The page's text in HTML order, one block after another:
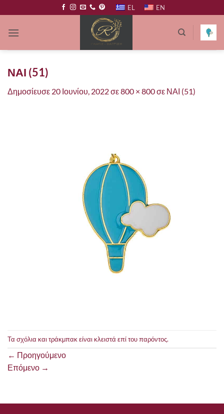
στο
περιεχόμενο
EL EN
ΝΑΙ (51)
Δημοσίευσε 20 Ιουνίου, 2022σε800 × 800σε ΝΑΙ (51)
Τα σχόλια και τράκμπακ είναι κλειστά επί του παρόντος.
← Προηγούμενο
Επόμενο →